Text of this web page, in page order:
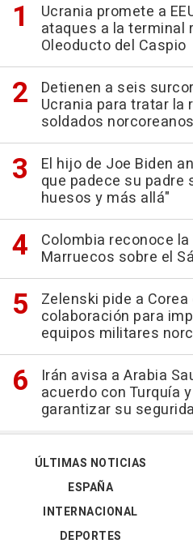
Ucrania promete a
ataques a la terminal
Oleoducto del Caspio
Detienen a seis
Ucrania para tratar la
soldados norcoreanos
El hijo de Joe Biden
que padece su padre
huesos y más allá"
Colombia reconoce
Marruecos sobre el
Zelenski pide a
colaboración para
equipos militares
Irán avisa a Arabia
acuerdo con Turquía
garantizar su
ÚLTIMAS NOTICIAS
ESPAÑA
INTERNACIONAL
DEPORTES